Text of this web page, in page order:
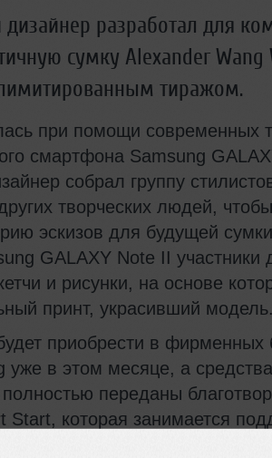
разработал для
сумку Alexander Wang
тиражом.
при помощи современных
смартфона Samsung
собрал группу
творческих людей, чтобы
эскизов для будущей
GALAXY Note II участники
и рисунки, на основе
принт, украсивший
приобрести в фирменных
уже в этом месяце, а
переданы
Start, которая занимается
и подростков из